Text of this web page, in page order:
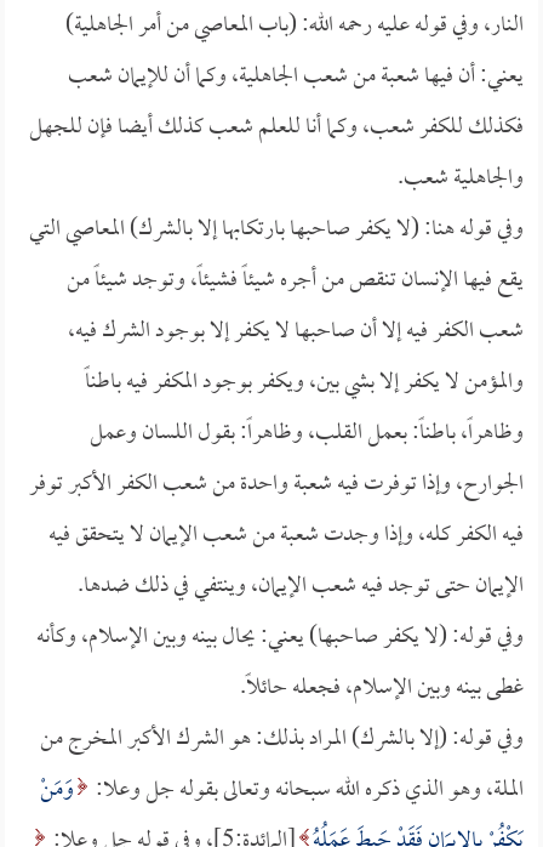
النار، وفي قوله عليه رحمه الله: (باب المعاصي من أمر الجاهلية)
يعني: أن فيها شعبة من شعب الجاهلية، وكما أن للإيمان شعب
فكذلك للكفر شعب، وكما أنا للعلم شعب كذلك أيضا فإن للجهل
والجاهلية شعب.
وفي قوله هنا: (لا يكفر صاحبها بارتكابها إلا بالشرك) المعاصي التي
يقع فيها الإنسان تنقص من أجره شيئاً فشيئاً، وتوجد شيئاً من
شعب الكفر فيه إلا أن صاحبها لا يكفر إلا بوجود الشرك فيه،
والمؤمن لا يكفر إلا بشي بين، ويكفر بوجود المكفر فيه باطناً
وظاهراً، باطناً: بعمل القلب، وظاهراً: بقول اللسان وعمل
الجوارح، وإذا توفرت فيه شعبة واحدة من شعب الكفر الأكبر توفر
فيه الكفر كله، وإذا وجدت شعبة من شعب الإيمان لا يتحقق فيه
الإيمان حتى توجد فيه شعب الإيمان، وينتفي في ذلك ضدها.
وفي قوله: (لا يكفر صاحبها) يعني: يحال بينه وبين الإسلام، وكأنه
غطى بينه وبين الإسلام، فجعله حائلاً.
وفي قوله: (إلا بالشرك) المراد بذلك: هو الشرك الأكبر المخرج من
الملة، وهو الذي ذكره الله سبحانه وتعالى بقوله جل وعلا: وَمَنْ